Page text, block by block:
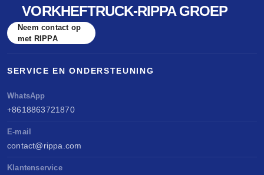
VORKHEFTRUCK-RIPPA GROEP
Neem contact op
met RIPPA
SERVICE EN ONDERSTEUNING
WhatsApp
+8618863721870
E-mail
contact@rippa.com
Klantenservice